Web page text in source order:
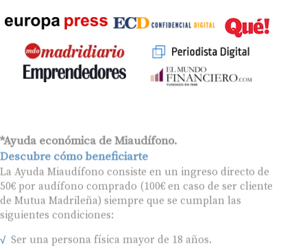
*Ayuda económica de Miaudífono.
Descubre cómo beneficiarte
La Ayuda Miaudífono consiste en un ingreso directo de
50€ por audífono comprado (100€ en caso de ser cliente
de Mutua Madrileña) siempre que se cumplan las
siguientes condiciones:
Ser una persona física mayor de 18 años.